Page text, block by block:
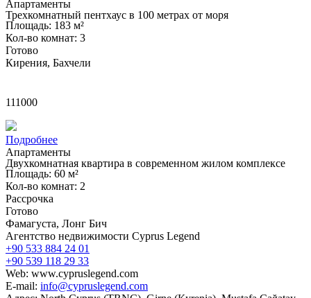
Апартаменты
Трехкомнатный пентхаус в 100 метрах от моря
Площадь: 183 м²
Кол-во комнат: 3
Готово
Кирения, Бахчели
111000
Подробнее
Апартаменты
Двухкомнатная квартира в современном жилом комплексе
Площадь: 60 м²
Кол-во комнат: 2
Рассрочка
Готово
Фамагуста, Лонг Бич
Агентство недвижимости Cyprus Legend
+90 533 884 24 01
+90 539 118 29 33
Web: www.cypruslegend.com
E-mail: info@cypruslegend.com